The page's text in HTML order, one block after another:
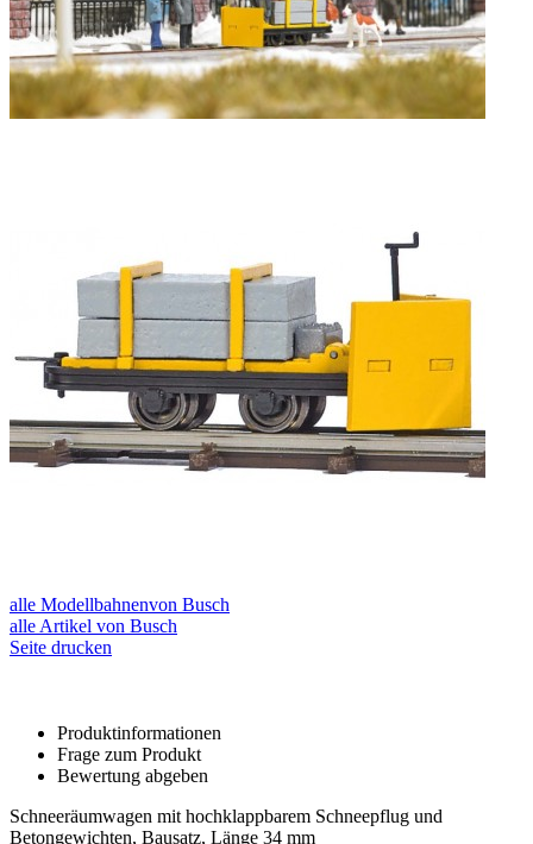
alle Modellbahnenvon Busch
alle Artikel von Busch
Seite drucken
Produktinformationen
Frage zum Produkt
Bewertung abgeben
Schneeräumwagen mit hochklappbarem Schneepflug und
Betongewichten, Bausatz, Länge 34 mm